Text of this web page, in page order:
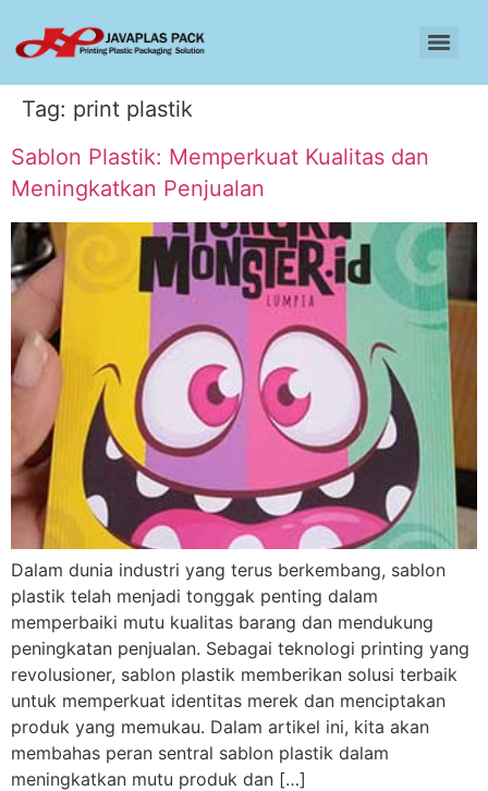
Tag: print plastik
Sablon Plastik: Memperkuat Kualitas dan
Meningkatkan Penjualan
Dalam dunia industri yang terus berkembang, sablon
plastik telah menjadi tonggak penting dalam
memperbaiki mutu kualitas barang dan mendukung
peningkatan penjualan. Sebagai teknologi printing yang
revolusioner, sablon plastik memberikan solusi terbaik
untuk memperkuat identitas merek dan menciptakan
produk yang memukau. Dalam artikel ini, kita akan
membahas peran sentral sablon plastik dalam
meningkatkan mutu produk dan […]